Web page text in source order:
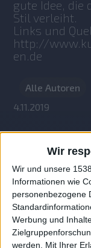
Wir
Wir und unsere
Informationen wie
personenbezogene
Werbung und
werden.
Mit Ihrer
gute Idee, die
Stil verleiht.
Links und
http://
en.de
Alle Autoren
4.11.2019